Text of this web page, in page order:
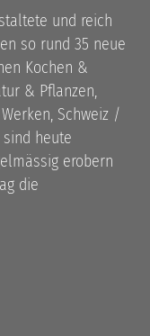
und reich
so rund 35 neue
Kochen &
& Pflanzen,
Schweiz /
heute
erobern
die